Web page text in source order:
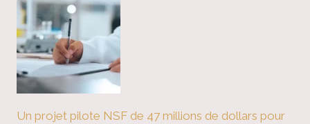
Un projet pilote NSF de 47 millions de dollars pour